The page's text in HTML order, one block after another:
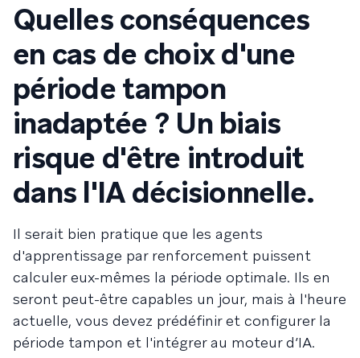
Quelles conséquences
en cas de choix d'une
période tampon
inadaptée ? Un biais
risque d'être introduit
dans l'IA décisionnelle.
Il serait bien pratique que les agents
d'apprentissage par renforcement puissent
calculer eux-mêmes la période optimale. Ils en
seront peut-être capables un jour, mais à l'heure
actuelle, vous devez prédéfinir et configurer la
période tampon et l'intégrer au moteur d’IA.